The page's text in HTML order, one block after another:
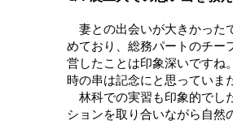
妻との出会いが大きかった
めており、総務パートのチー
営したことは印象深いですね
時の串は記念にと思っていま
林科での実習も印象的でし
ションを取り合いながら自然